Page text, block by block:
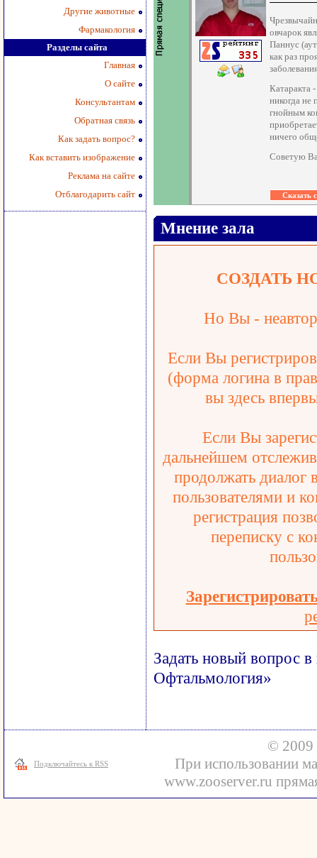
Другие животные
Фармакология
Разделы сайта
Главная
О сайте
Консультантам
Обратная связь
Как задать вопрос?
Как вставить изображение
Реклама на сайте
Отблагодарить сайт
овчарок
Паннус
как раз
Катаракта
никогда не
гнойным
ничего
Советую
Мнение зала
СОЗДАТЬ
Но Вы -
Если Вы
(форма логина в
вы здесь
Если Вы
дальнейшем
продолжать диалог
пользователями и
регистрация
переписку с
Задать новый вопрос
Офтальмология»
Подключайтесь к RSS
© 2009
При использовании
www.zooserver.ru